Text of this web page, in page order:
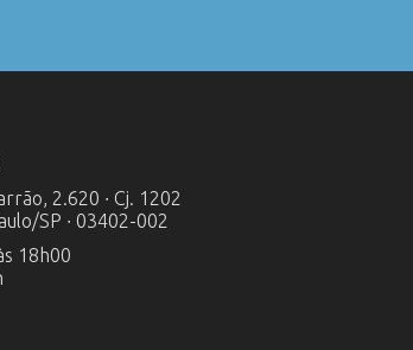
2.620 ∙ Cj. 1202
SP ∙ 03402-002
18h00